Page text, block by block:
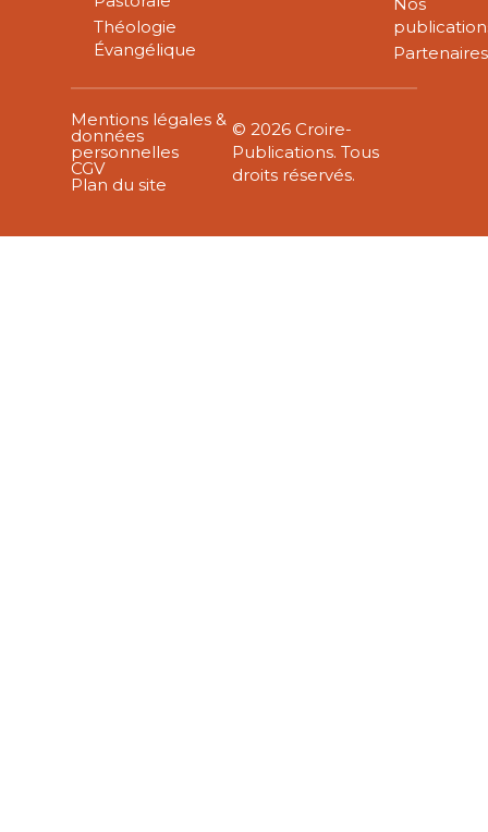
Théologie
Évangélique
Partenaires
Mentions légales &
données
personnelles
CGV
Plan du site
© 2026 Croire-
Publications. Tous
droits réservés.